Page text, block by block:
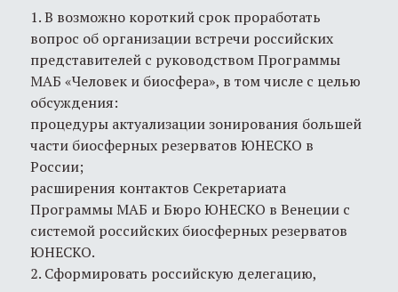
1. В возможно короткий срок проработать
вопрос об организации встречи российских
представителей с руководством Программы
МАБ «Человек и биосфера», в том числе с целью
обсуждения:
процедуры актуализации зонирования большей
части биосферных резерватов ЮНЕСКО в
России;
расширения контактов Секретариата
Программы МАБ и Бюро ЮНЕСКО в Венеции с
системой российских биосферных резерватов
ЮНЕСКО.
2. Сформировать российскую делегацию,